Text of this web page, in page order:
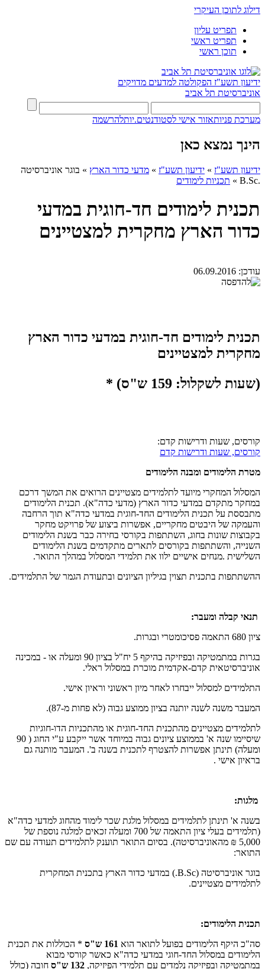
דילוג לתוכן העיקרי
תפריט עליון
תפריט ראשי
תוכן ראשי
ידיעון תשע"ז הפקולטה למדעים מדויקים
אוניברסיטת תל אביב
מערכת פניותאזור אישי לסטודנטים.יותלהרשמה
הינך נמצא כאן
ידיעון תשע"ז » ידיעון תשע"ז » מדעי כדור הארץ » בוגר אוניברסיטה
.B.Sc
» תכניות לימודים
תכנית לימודים חד-חוגית במדעי
כדור הארץ מחקרית למצטיינים
עודכן: 06.09.2016
תכנית לימודים חד-חוגית במדעי כדור הארץ
מחקרית למצטיינים
(שעות לשקלול: 159 ש"ס)
*
קורסים, שעות ודרישות קדם:
קורסים, שעות ודרישות קדם
מטרת הלימודים ומבנה הלימודים
המסלול המחקרי מיועד לתלמידים מצטיינים הרואים את המשך דרכם
במחקר מתקדם במדעי כדור הארץ (מדעי כדה"א). תכנית הלימודים
מתבססת על תכנית הלימודים החד-חוגית במדעי כדה"א תוך הרחבה
והעמקה של היבטים מחקריים, אפשרות ביצוע של פרויקט מחקר
בקבוצות שונות בחוג, השתתפות בקורסי בחירה כבר בשנת הלימודים
השנייה, והשתתפות בקורסים לתארים מתקדמים בשנת הלימודים
השלישית .מנחים אישיים ילוו את תלמידי המסלול במהלך התואר.
ההשתתפות בתכנית תצוין בגיליון הציונים ובתעודת הגמר של התלמידים.
תנאי קבלה ומעבר:
ציון 680 התאמה פסיכומטרי ובגרות.
בגרות במתמטיקה ובפיזיקה בהיקף 5 יח"ל בציון 90 ומעלה או - במכינה
אוניברסיטאית קדם-אקדמית מוכרת במסלול ראלי.
התלמידים למסלול ייבחרו לאחר מיון ראשוני וראיון אישי.
המעבר משנה לשנה יותנה בציון ממוצע גבוה (לא פחות מ-87).
לתלמידים מצטיינים מהתכנית החד-חוגית או מהתכניות הדו-חוגיות
שיסיימו שנה א' בממוצע ציונים גבוה במיוחד אשר ייקבע ע"י החוג ( 90
ומעלה) תינתן אפשרות להצטרף לתכנית בשנה ב'. המעבר מותנה גם
בראיון אישי .
מלגות:
בשנה א' תינתן לתלמידים במסלול מלגת שכר לימוד מהחוג למדעי כדה"א
(תלמידים בעלי ציון התאמה של 700 ומעלה זכאים למלגה נוספת של
5,000 ₪ מהאוניברסיטה). בסיום התואר תוענק לתלמידים תעודה עם שם
התואר:
בוגר אוניברסיטה (B.Sc.) במדעי כדור הארץ בתכנית המחקרית
לתלמידים מצטיינים.
תכנית הלימודים:
סה"כ היקף הלימודים בפועל לתואר הוא 161 ש"ס
* הכוללות את תכנית
הלימודים במסלול החד-חוגי במדעי כדה"א כאשר קורסי מבוא
במתמטיקה ובפיזיקה נלמדים עם תלמידי הפיזיקה, 132 ש"ס
חובה (כולל